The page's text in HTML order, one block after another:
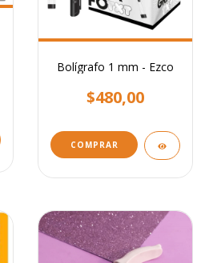
Bolígrafo 1 mm - Ezco
$480,00
COMPRAR